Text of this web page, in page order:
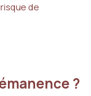
de
?